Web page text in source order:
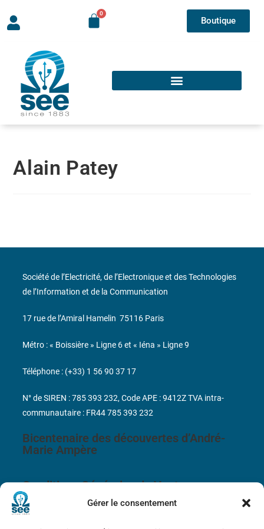
Gérer le consentement
Boutique
Alain Patey
Bicentenaire des découvertes d’André-
Marie Ampère
Conditions Générales de Vente
Société de l’Electricité, de l’Electronique et des Technologies
de l’Information et de la Communication
17 rue de l’Amiral Hamelin 75116 Paris
Métro : « Boissière » Ligne 6 et « Iéna » Ligne 9
Téléphone : (+33) 1 56 90 37 17
N° de SIREN : 785 393 232, Code APE : 9412Z TVA intra-
communautaire : FR44 785 393 232